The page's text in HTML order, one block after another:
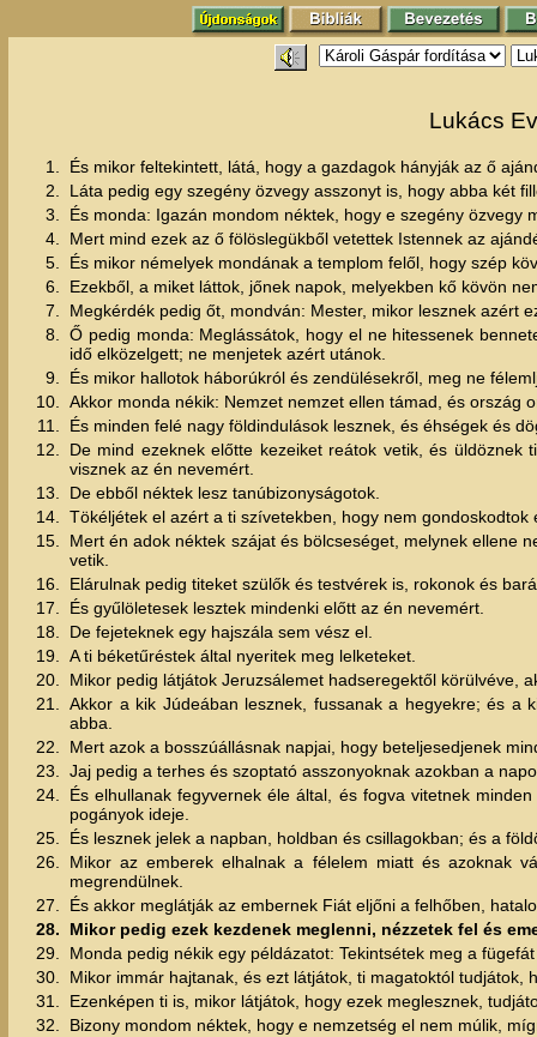
Lukács
1.
És mikor feltekintett, látá, hogy a gazdagok hányják az ő
2.
Láta pedig egy szegény özvegy asszonyt is, hogy abba két
3.
És monda: Igazán mondom néktek, hogy e szegény özvegy
4.
Mert mind ezek az ő fölöslegükből vetettek Istennek az
5.
És mikor némelyek mondának a templom felől, hogy szép
6.
Ezekből, a miket láttok, jőnek napok, melyekben kő kövön
7.
Megkérdék pedig őt, mondván: Mester, mikor lesznek azért
8.
Ő pedig monda: Meglássátok, hogy el ne hitessenek
idő elközelgett; ne menjetek azért utánok.
9.
És mikor hallotok háborúkról és zendülésekről, meg ne
10.
Akkor monda nékik: Nemzet nemzet ellen támad, és ország
11.
És minden felé nagy földindulások lesznek, és éhségek és
12.
De mind ezeknek előtte kezeiket reátok vetik, és
visznek az én nevemért.
13.
De ebből néktek lesz tanúbizonyságotok.
14.
Tökéljétek el azért a ti szívetekben, hogy nem
15.
Mert én adok néktek szájat és bölcseséget, melynek ellene
vetik.
16.
Elárulnak pedig titeket szülők és testvérek is, rokonok és
17.
És gyűlöletesek lesztek mindenki előtt az én nevemért.
18.
De fejeteknek egy hajszála sem vész el.
19.
A ti béketűréstek által nyeritek meg lelketeket.
20.
Mikor pedig látjátok Jeruzsálemet hadseregektől körülvéve,
21.
Akkor a kik Júdeában lesznek, fussanak a hegyekre; és a
abba.
22.
Mert azok a bosszúállásnak napjai, hogy beteljesedjenek
23.
Jaj pedig a terhes és szoptató asszonyoknak azokban a
24.
És elhullanak fegyvernek éle által, és fogva vitetnek
pogányok ideje.
25.
És lesznek jelek a napban, holdban és csillagokban; és a
26.
Mikor az emberek elhalnak a félelem miatt és azoknak
megrendülnek.
27.
És akkor meglátják az embernek Fiát eljőni a felhőben,
28.
Mikor pedig ezek kezdenek meglenni, nézzetek fel és
29.
Monda pedig nékik egy példázatot: Tekintsétek meg a
30.
Mikor immár hajtanak, és ezt látjátok, ti magatoktól tudjátok,
31.
Ezenképen ti is, mikor látjátok, hogy ezek meglesznek,
32.
Bizony mondom néktek, hogy e nemzetség el nem múlik,